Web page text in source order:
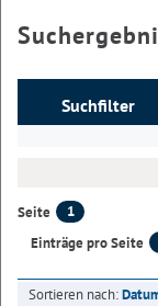
Suchfilter
Seite
1
Einträge pro Seite
Sortieren nach: